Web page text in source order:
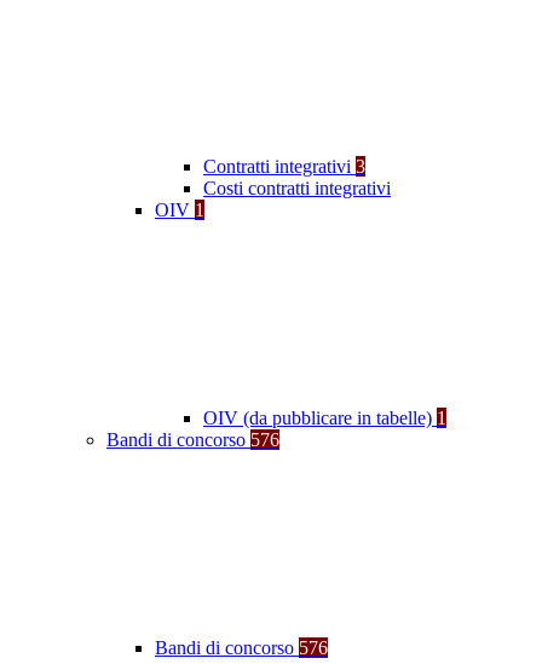
Contratti integrativi 3
Costi contratti integrativi
OIV 1
OIV (da pubblicare in tabelle) 1
Bandi di concorso 576
Bandi di concorso 576